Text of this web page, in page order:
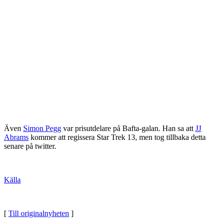
Även Simon Pegg var prisutdelare på Bafta-galan. Han sa att JJ
Abrams kommer att regissera Star Trek 13, men tog tillbaka detta
senare på twitter.
Källa
[ Till originalnyheten ]